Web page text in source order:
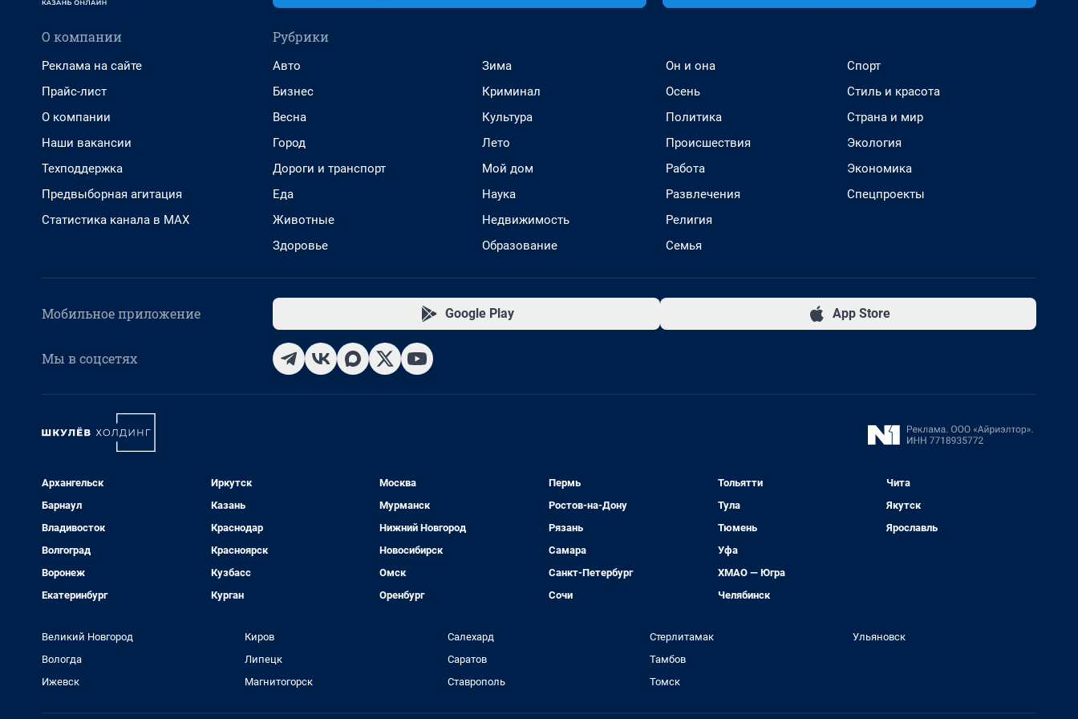
О компании
Реклама на сайте
Прайс-лист
О компании
Наши вакансии
Техподдержка
Предвыборная агитация
Статистика канала в MAX
Рубрики
Авто
Бизнес
Весна
Город
Дороги и транспорт
Еда
Животные
Здоровье
Зима
Криминал
Культура
Лето
Мой дом
Наука
Недвижимость
Образование
Он и она
Осень
Политика
Происшествия
Работа
Развлечения
Религия
Семья
Спорт
Стиль и красота
Страна и мир
Экология
Экономика
Спецпроекты
Мобильное приложение Google Play App Store
Мы в соцсетях
Архангельск
Барнаул
Владивосток
Волгоград
Воронеж
Екатеринбург
Иркутск
Казань
Краснодар
Красноярск
Кузбасс
Курган
Москва
Мурманск
Нижний Новгород
Новосибирск
Омск
Оренбург
Пермь
Ростов-на-Дону
Рязань
Самара
Санкт-Петербург
Сочи
Тольятти
Тула
Тюмень
Уфа
ХМАО — Югра
Челябинск
Чита
Якутск
Ярославль
Великий Новгород
Вологда
Ижевск
Киров
Липецк
Магнитогорск
Салехард
Саратов
Ставрополь
Стерлитамак
Тамбов
Томск
Ульяновск